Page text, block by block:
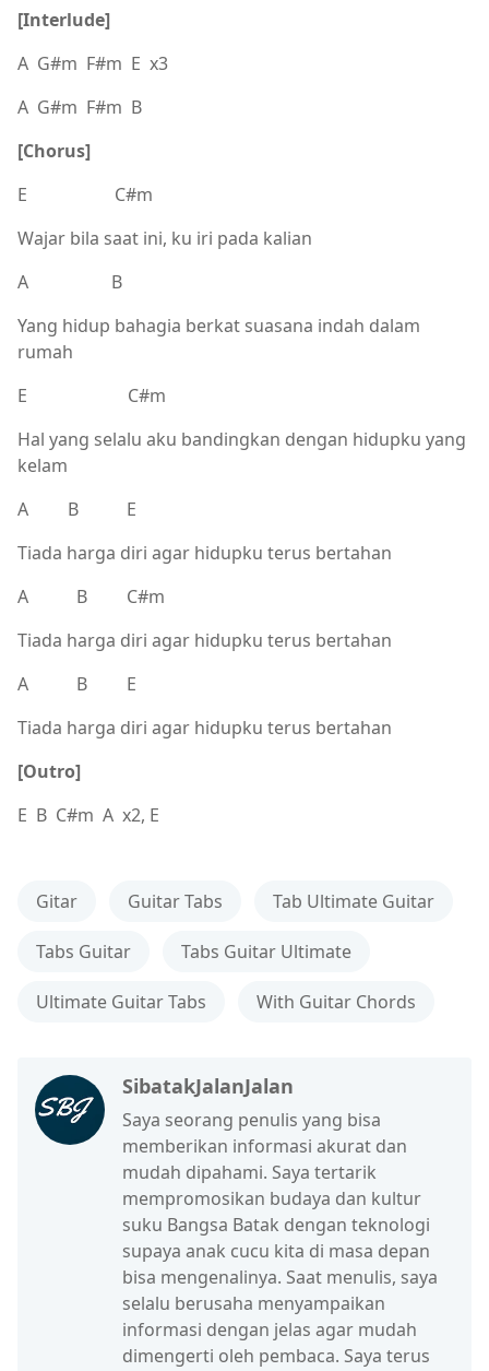
[Interlude]
A G#m F#m E x3
A G#m F#m B
[Chorus]
E C#m
Wajar bila saat ini, ku iri pada kalian
A B
Yang hidup bahagia berkat suasana indah dalam
rumah
E C#m
Hal yang selalu aku bandingkan dengan hidupku yang
kelam
A B E
Tiada harga diri agar hidupku terus bertahan
A B C#m
Tiada harga diri agar hidupku terus bertahan
A B E
Tiada harga diri agar hidupku terus bertahan
[Outro]
E B C#m A x2, E
Gitar Guitar Tabs Tab Ultimate Guitar
Tabs Guitar Tabs Guitar Ultimate
Ultimate Guitar Tabs With Guitar Chords
SibatakJalanJalan
Saya seorang penulis yang bisa
memberikan informasi akurat dan
mudah dipahami. Saya tertarik
mempromosikan budaya dan kultur
suku Bangsa Batak dengan teknologi
supaya anak cucu kita di masa depan
bisa mengenalinya. Saat menulis, saya
selalu berusaha menyampaikan
informasi dengan jelas agar mudah
dimengerti oleh pembaca. Saya terus